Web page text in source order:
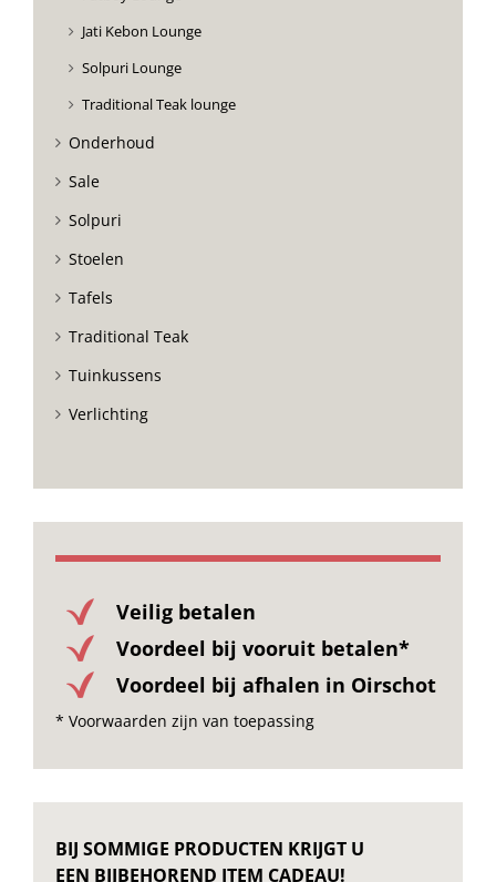
Jati Kebon Lounge
Solpuri Lounge
Traditional Teak lounge
Onderhoud
Sale
Solpuri
Stoelen
Tafels
Traditional Teak
Tuinkussens
Verlichting
Veilig betalen
Voordeel bij vooruit betalen*
Voordeel bij afhalen in Oirschot
* Voorwaarden zijn van toepassing
BIJ SOMMIGE PRODUCTEN KRIJGT U
EEN BIJBEHOREND ITEM CADEAU!